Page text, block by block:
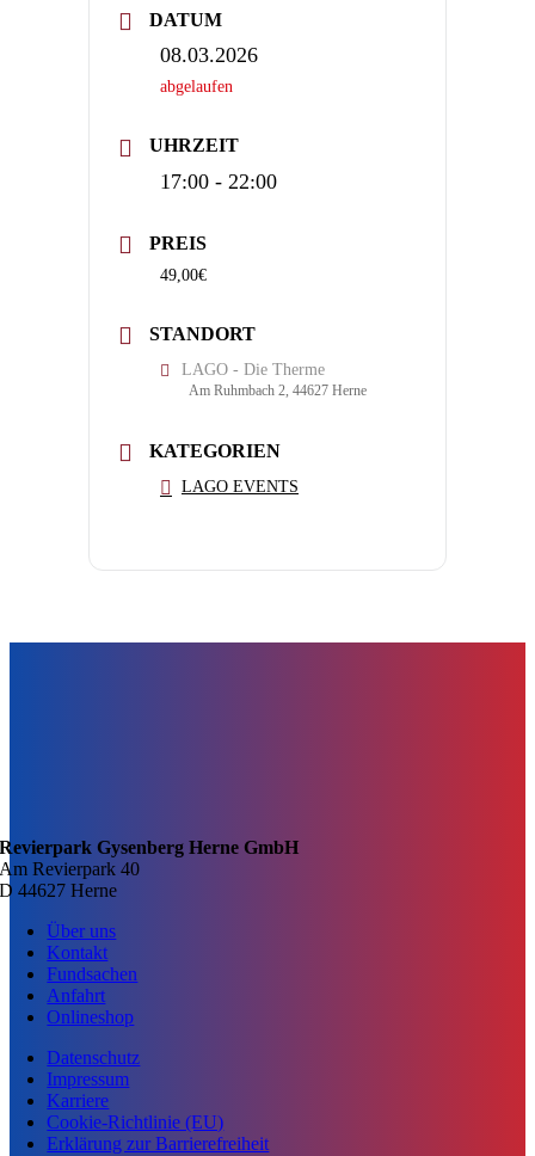
DATUM
08.03.2026
abgelaufen
UHRZEIT
17:00 - 22:00
PREIS
49,00€
STANDORT
LAGO - Die Therme
Am Ruhmbach 2, 44627 Herne
KATEGORIEN
LAGO EVENTS
Revierpark Gysenberg Herne GmbH
Am Revierpark 40
D 44627 Herne
Über uns
Kontakt
Fundsachen
Anfahrt
Onlineshop
Datenschutz
Impressum
Karriere
Cookie-Richtlinie (EU)
Erklärung zur Barrierefreiheit